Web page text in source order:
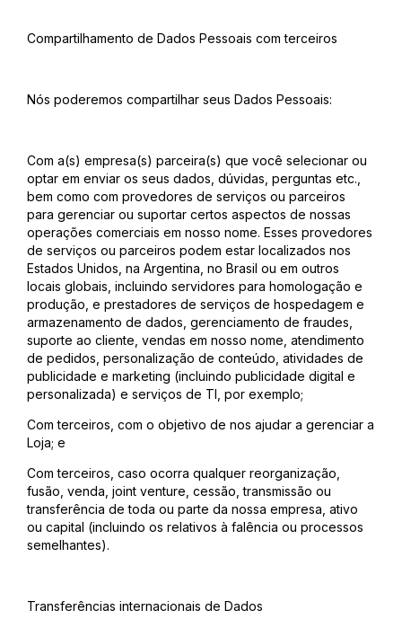
Compartilhamento de Dados Pessoais com terceiros
Nós poderemos compartilhar seus Dados Pessoais:
Com a(s) empresa(s) parceira(s) que você selecionar ou
optar em enviar os seus dados, dúvidas, perguntas etc.,
bem como com provedores de serviços ou parceiros
para gerenciar ou suportar certos aspectos de nossas
operações comerciais em nosso nome. Esses provedores
de serviços ou parceiros podem estar localizados nos
Estados Unidos, na Argentina, no Brasil ou em outros
locais globais, incluindo servidores para homologação e
produção, e prestadores de serviços de hospedagem e
armazenamento de dados, gerenciamento de fraudes,
suporte ao cliente, vendas em nosso nome, atendimento
de pedidos, personalização de conteúdo, atividades de
publicidade e marketing (incluindo publicidade digital e
personalizada) e serviços de TI, por exemplo;
Com terceiros, com o objetivo de nos ajudar a gerenciar a
Loja; e
Com terceiros, caso ocorra qualquer reorganização,
fusão, venda, joint venture, cessão, transmissão ou
transferência de toda ou parte da nossa empresa, ativo
ou capital (incluindo os relativos à falência ou processos
semelhantes).
Transferências internacionais de Dados